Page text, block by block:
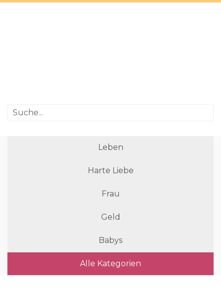
Leben
Harte Liebe
Frau
Geld
Babys
Alle Kategorien